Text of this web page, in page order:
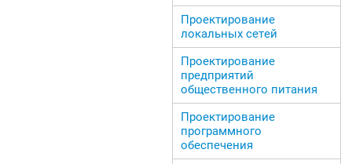
Проектирование
локальных сетей
Проектирование
предприятий
общественного питания
Проектирование
программного
обеспечения